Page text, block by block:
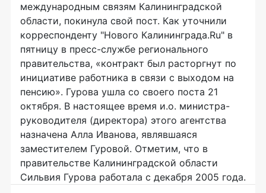
международным связям Калининградской
области, покинула свой пост. Как уточнили
корреспонденту "Нового Калининграда.Ru" в
пятницу в пресс-службе регионального
правительства, «контракт был расторгнут по
инициативе работника в связи с выходом на
пенсию». Гурова ушла со своего поста 21
октября. В настоящее время и.о. министра-
руководителя (директора) этого агентства
назначена Алла Иванова, являвшаяся
заместителем Гуровой. Отметим, что в
правительстве Калининградской области
Сильвия Гурова работала с декабря 2005 года.